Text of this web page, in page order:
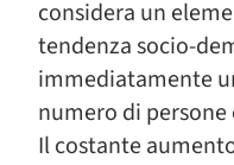
considera un
tendenza socio-
immediatamente
numero di persone
Il costante